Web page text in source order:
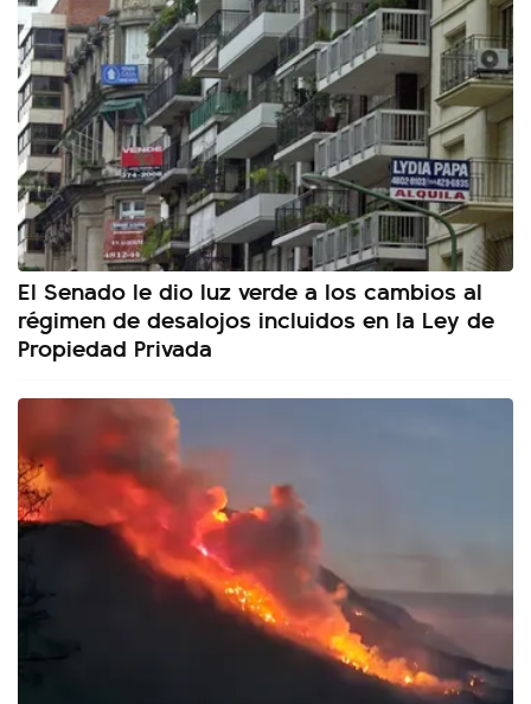
El Senado le dio luz verde a los cambios al
régimen de desalojos incluidos en la Ley de
Propiedad Privada